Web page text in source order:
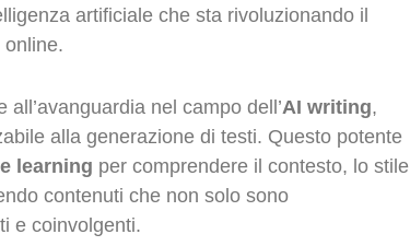
artificiale che sta rivoluzionando il
nel campo dell’AI writing,
alla generazione di testi. Questo potente
learning per comprendere il contesto, lo stile
contenuti che non solo sono
e coinvolgenti.